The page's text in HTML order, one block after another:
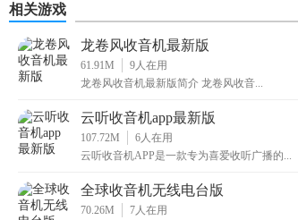
相关游戏
龙卷风收音机最新版
61.91M 9 人在用
龙卷风收音机最新版简介 龙卷风收音...
云听收音机app最新版
107.72M 6 人在用
云听收音机APP是一款专为喜爱收听广播的...
全球收音机无线电台版
70.26M 7 人在用